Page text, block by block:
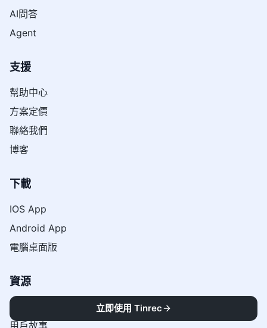
AI問答
Agent
支援
幫助中心
方案定價
聯絡我們
博客
下載
IOS App
Android App
電腦桌面版
資源
用戶故事
立即使用 Tinrec